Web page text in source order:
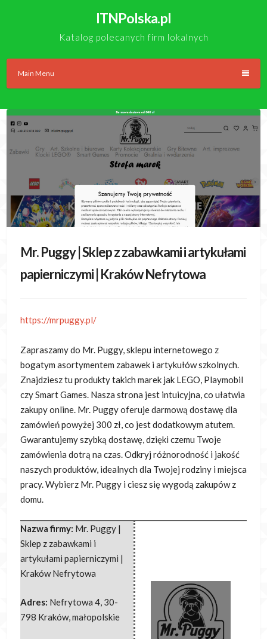
ITNPolska.pl
Katalog polecanych firm lokalnych
Main Menu
Mr. Puggy | Sklep z zabawkami i artykułami
papierniczymi | Kraków Nefrytowa
https://mrpuggy.pl/
Zapraszamy do Mr. Puggy, sklepu internetowego z
bogatym asortymentem zabawek i artykułów szkolnych.
Znajdziesz tu produkty takich marek jak LEGO,Playmobil
czy Smart Games. Nasza strona jest intuicyjna, co ułatwia
zakupy online. Mr. Puggy oferuje darmową dostawę dla
zamówień powyżej 300 zł, co jest dodatkowym atutem.
Gwarantujemy szybką dostawę, dzięki czemu Twoje
zamówienia dotrą na czas. Odkryj różnorodność i jakość
naszych produktów, idealnych dla Twojej rodziny i miejsca
pracy. Wybierz Mr. Puggy i ciesz się wygodą zakupów z
domu.
Nazwa firmy: Mr. Puggy |
Sklep z zabawkami i
artykułami papierniczymi |
Kraków Nefrytowa
Adres: Nefrytowa 4, 30-
798 Kraków,małopolskie